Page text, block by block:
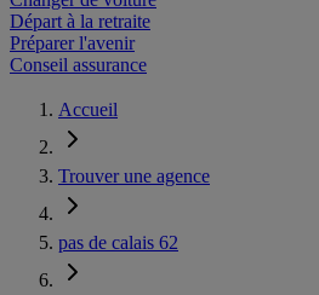
Départ à la retraite
Préparer l'avenir
Conseil assurance
Accueil
Trouver une agence
pas de calais 62